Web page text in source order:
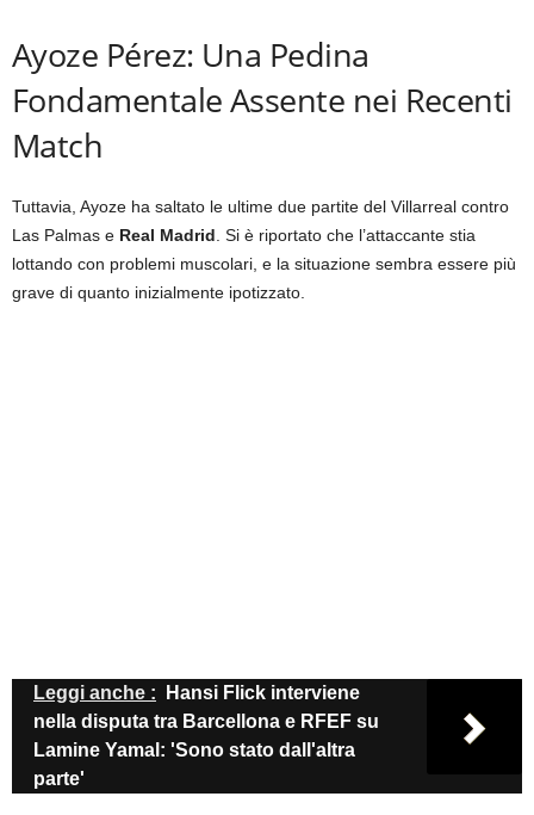
Ayoze Pérez: Una Pedina
Fondamentale Assente nei Recenti
Match
Tuttavia, Ayoze ha saltato le ultime due partite del Villarreal contro
Las Palmas e Real Madrid . Si è riportato che l’attaccante stia
lottando con problemi muscolari, e la situazione sembra essere più
grave di quanto inizialmente ipotizzato.
Leggi anche :
Hansi Flick interviene
nella disputa tra Barcellona e RFEF su
Lamine Yamal: 'Sono stato dall'altra
parte'